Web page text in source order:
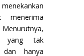
menerima
yang tak
hanya